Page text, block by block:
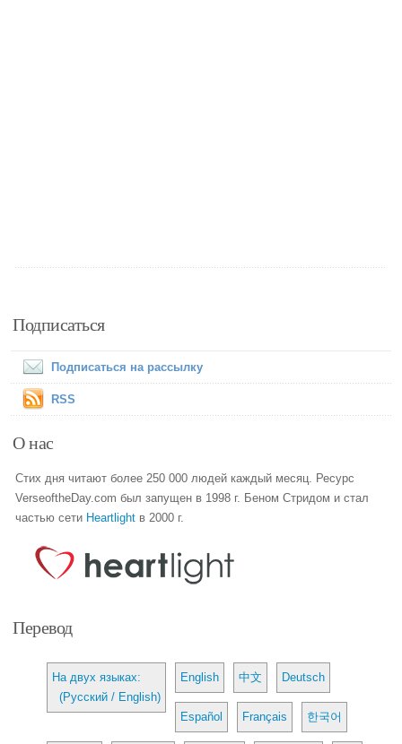
Подписаться
Подписаться на рассылку
RSS
О нас
Стих дня читают более 250 000 людей каждый месяц. Ресурс
VerseoftheDay.com был запущен в 1998 г. Беном Стридом и стал
частью сети Heartlight в 2000 г.
Перевод
На двух языках:
(Русский / English)
English 中文 Deutsch
Español Français 한국어